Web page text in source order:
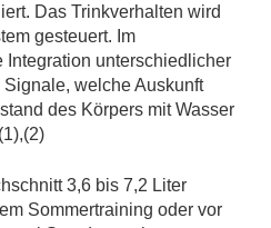
Das Trinkverhalten wird
gesteuert. Im
Integration unterschiedlicher
welche Auskunft
des Körpers mit Wasser
3,6 bis 7,2 Liter
Sommertraining oder vor